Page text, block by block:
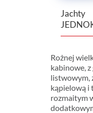
Jachty
Rożnej
kabinowe,
listwowym,
kąpielową i
rozmaitym